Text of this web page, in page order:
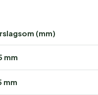
(mm)
mm
mm